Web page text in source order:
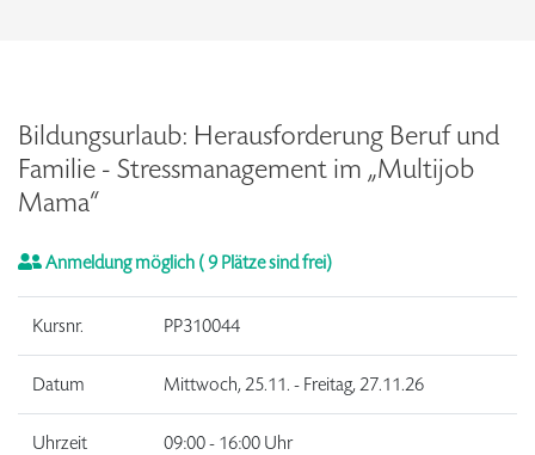
Bildungsurlaub: Herausforderung Beruf und
Familie - Stressmanagement im „Multijob
Mama“
Anmeldung möglich ( 9 Plätze sind frei)
Kursnr. PP310044
Datum Mittwoch, 25.11. - Freitag, 27.11.26
Uhrzeit 09:00 - 16:00 Uhr